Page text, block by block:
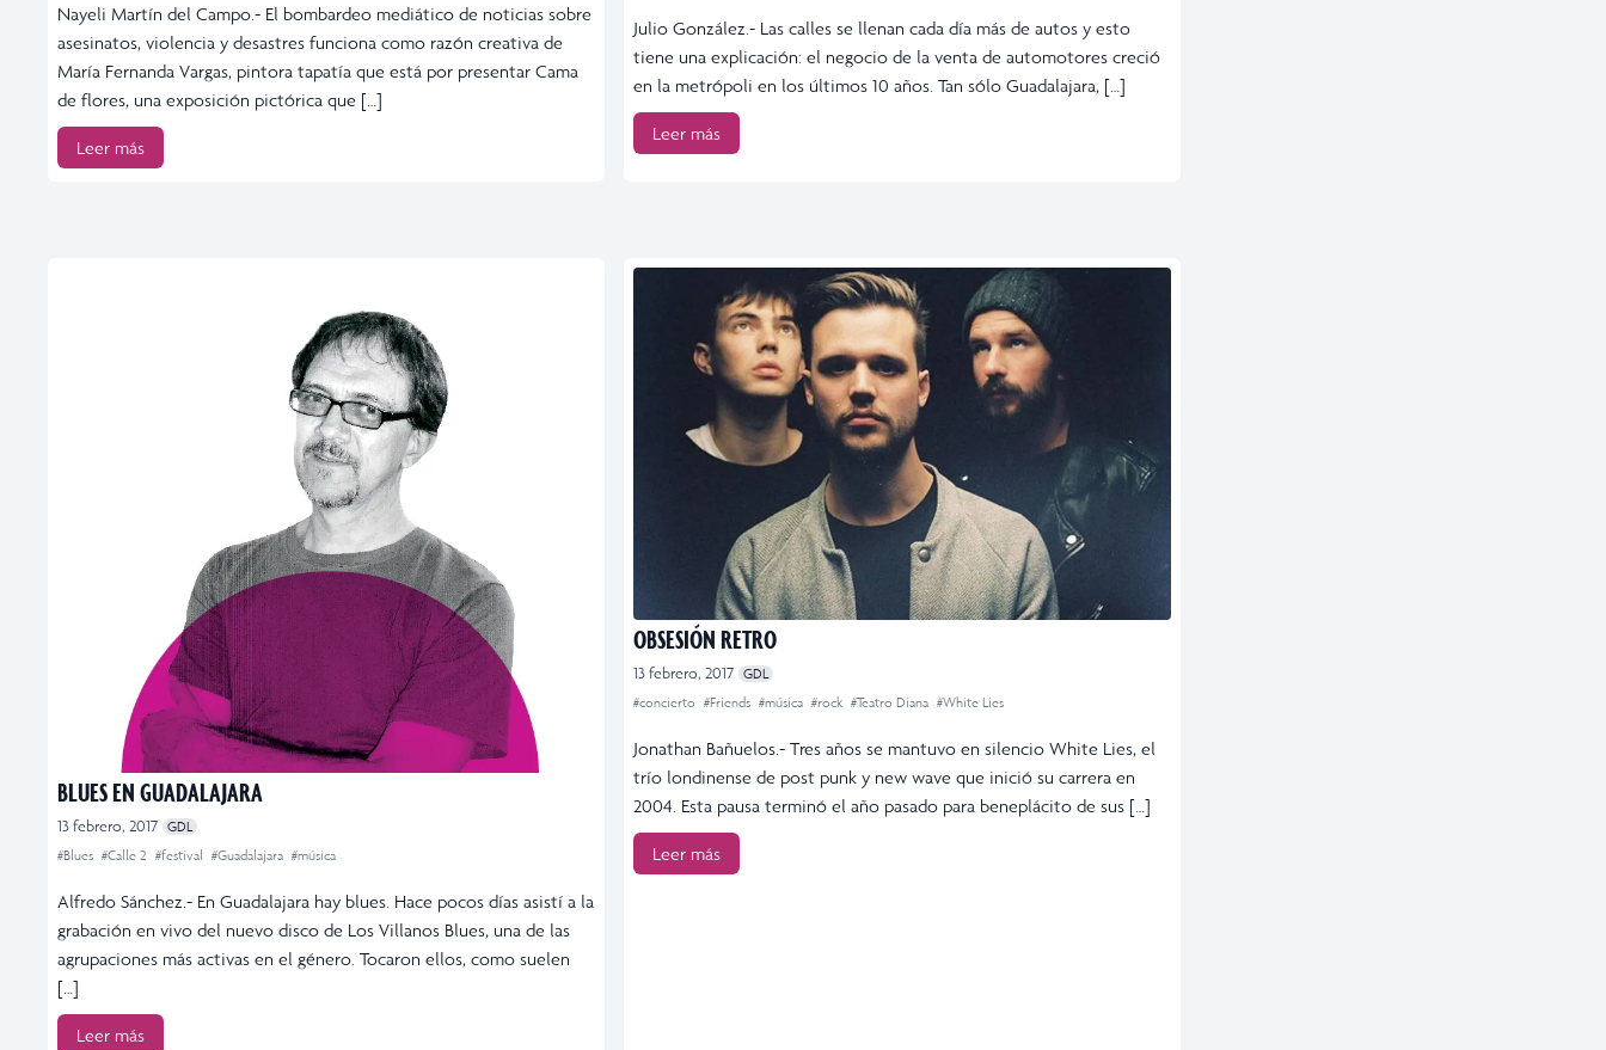
Nayeli Martín del Campo.- El bombardeo mediático de noticias sobre
asesinatos, violencia y desastres funciona como razón creativa de
María Fernanda Vargas, pintora tapatía que está por presentar Cama
de flores, una exposición pictórica que […]
Leer más
Julio González.- Las calles se llenan cada día más de autos y esto
tiene una explicación: el negocio de la venta de automotores creció
en la metrópoli en los últimos 10 años. Tan sólo Guadalajara, […]
Leer más
BLUES EN GUADALAJARA
13 febrero, 2017 GDL
#Blues #Calle 2 #festival #Guadalajara #música
Alfredo Sánchez.- En Guadalajara hay blues. Hace pocos días asistí a la
grabación en vivo del nuevo disco de Los Villanos Blues, una de las
agrupaciones más activas en el género. Tocaron ellos, como suelen
[…]
Leer más
OBSESIÓN RETRO
13 febrero, 2017 GDL
#concierto #Friends #música #rock #Teatro Diana #White Lies
Jonathan Bañuelos.- Tres años se mantuvo en silencio White Lies, el
trío londinense de post punk y new wave que inició su carrera en
2004. Esta pausa terminó el año pasado para beneplácito de sus […]
Leer más